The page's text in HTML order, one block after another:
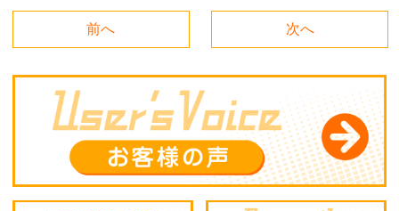
前へ 次へ